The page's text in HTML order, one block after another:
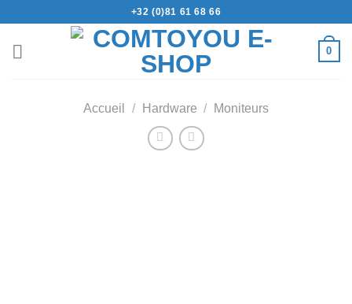
+32 (0)81 61 68 66
0
Accueil / Hardware / Moniteurs